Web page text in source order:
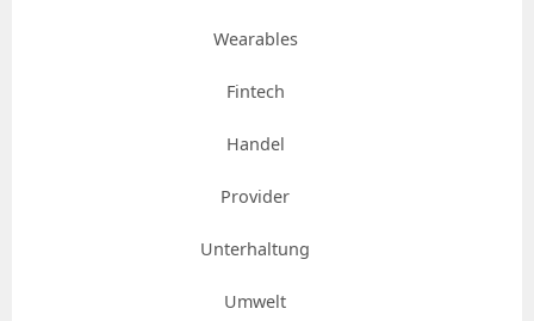
Wearables
Fintech
Handel
Provider
Unterhaltung
Umwelt